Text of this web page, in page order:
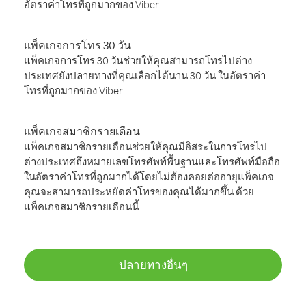
อัตราค่าโทรที่ถูกมากของ Viber
แพ็คเกจการโทร 30 วัน
แพ็คเกจการโทร 30 วันช่วยให้คุณสามารถโทรไปต่าง
ประเทศยังปลายทางที่คุณเลือกได้นาน 30 วัน ในอัตราค่า
โทรที่ถูกมากของ Viber
แพ็คเกจสมาชิกรายเดือน
แพ็คเกจสมาชิกรายเดือนช่วยให้คุณมีอิสระในการโทรไป
ต่างประเทศถึงหมายเลขโทรศัพท์พื้นฐานและโทรศัพท์มือถือ
ในอัตราค่าโทรที่ถูกมากได้โดยไม่ต้องคอยต่ออายุแพ็คเกจ
คุณจะสามารถประหยัดค่าโทรของคุณได้มากขึ้น ด้วย
แพ็คเกจสมาชิกรายเดือนนี้
ปลายทางอื่นๆ